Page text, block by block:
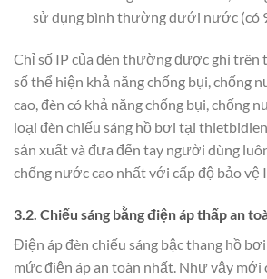
sử dụng bình thường dưới nước (có
Chỉ số IP của đèn thường được ghi trên
số thể hiện khả năng chống bụi, chống
cao, đèn có khả năng chống bụi, chống
loại đèn chiếu sáng hồ bơi tại
sản xuất và đưa đến tay người dùng
chống nước cao nhất với cấp độ bảo vệ
3.2. Chiếu sáng bằng điện áp thấp an
Điện áp đèn chiếu sáng bậc thang hồ
mức điện áp an toàn nhất. Như vậy mới